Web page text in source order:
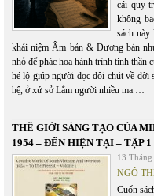
cái quy
không
sách
khái niệm Âm bản & Dương bản
nhỏ để phác họa hành trình tinh thần
hé lộ giúp người đọc đôi chút về đời
hệ, ở xứ sở Lắm người nhiều ma …
THẾ GIỚI SÁNG TẠO CỦA
1954 – ĐẾN HIỆN TẠI – TẬP 1
13
NGÔ
Cuốn